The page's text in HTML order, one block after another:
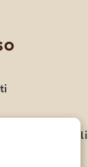
internazionali